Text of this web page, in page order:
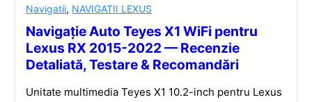
Navigatii, NAVIGATII LEXUS
Navigație Auto Teyes X1 WiFi pentru
Lexus RX 2015-2022 — Recenzie
Detaliată, Testare & Recomandări
Unitate multimedia Teyes X1 10.2-inch pentru Lexus